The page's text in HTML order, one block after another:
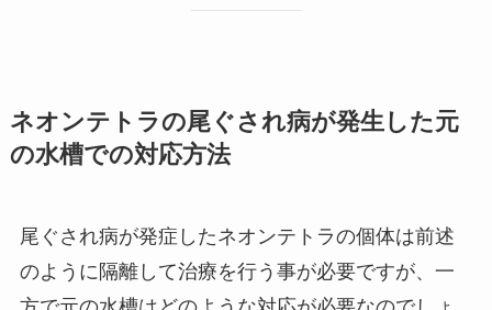
ネオンテトラの尾ぐされ病が発生した元
の水槽での対応方法
尾ぐされ病が発症したネオンテトラの個体は前述
のように隔離して治療を行う事が必要ですが、一